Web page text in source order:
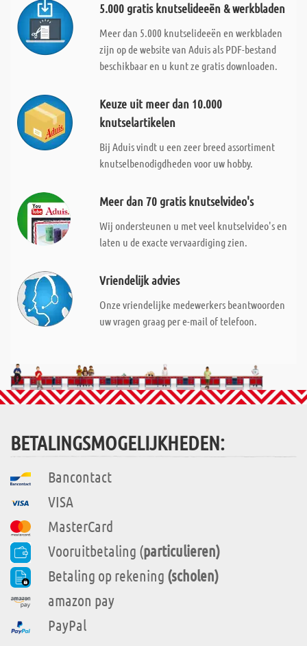
5.000 gratis knutselideeën & werkbladen
Meer dan 5.000 knutselideeën en werkbladen
zijn op de website van Aduis als PDF-bestand
beschikbaar en u kunt ze gratis downloaden.
Keuze uit meer dan 10.000
knutselartikelen
Bij Aduis vindt u een zeer breed assortiment
knutselbenodigdheden voor uw hobby.
Meer dan 70 gratis knutselvideo's
Wij ondersteunen u met veel knutselvideo's en
laten u de exacte vervaardiging zien.
Vriendelijk advies
Onze vriendelijke medewerkers beantwoorden
uw vragen graag per e-mail of telefoon.
BETALINGSMOGELIJKHEDEN:
Bancontact
VISA
MasterCard
Vooruitbetaling (particulieren)
Betaling op rekening (scholen)
amazon pay
PayPal